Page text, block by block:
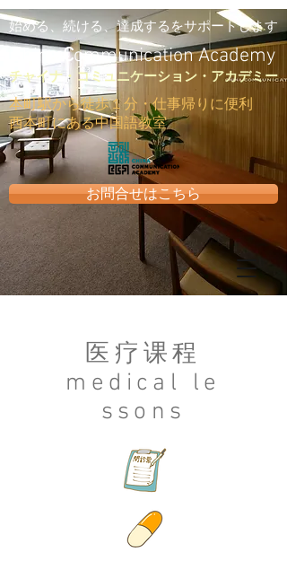
始める、続ける、達成するをサポートします
hinaCommunication Academy
​チャイナ・コミュニケーション・アカデミー
​本町駅から徒歩１分・仕事帰りに便利
西本町にある中国語教室
お問合せはこちら
医疗课程​
m edical le
ssons